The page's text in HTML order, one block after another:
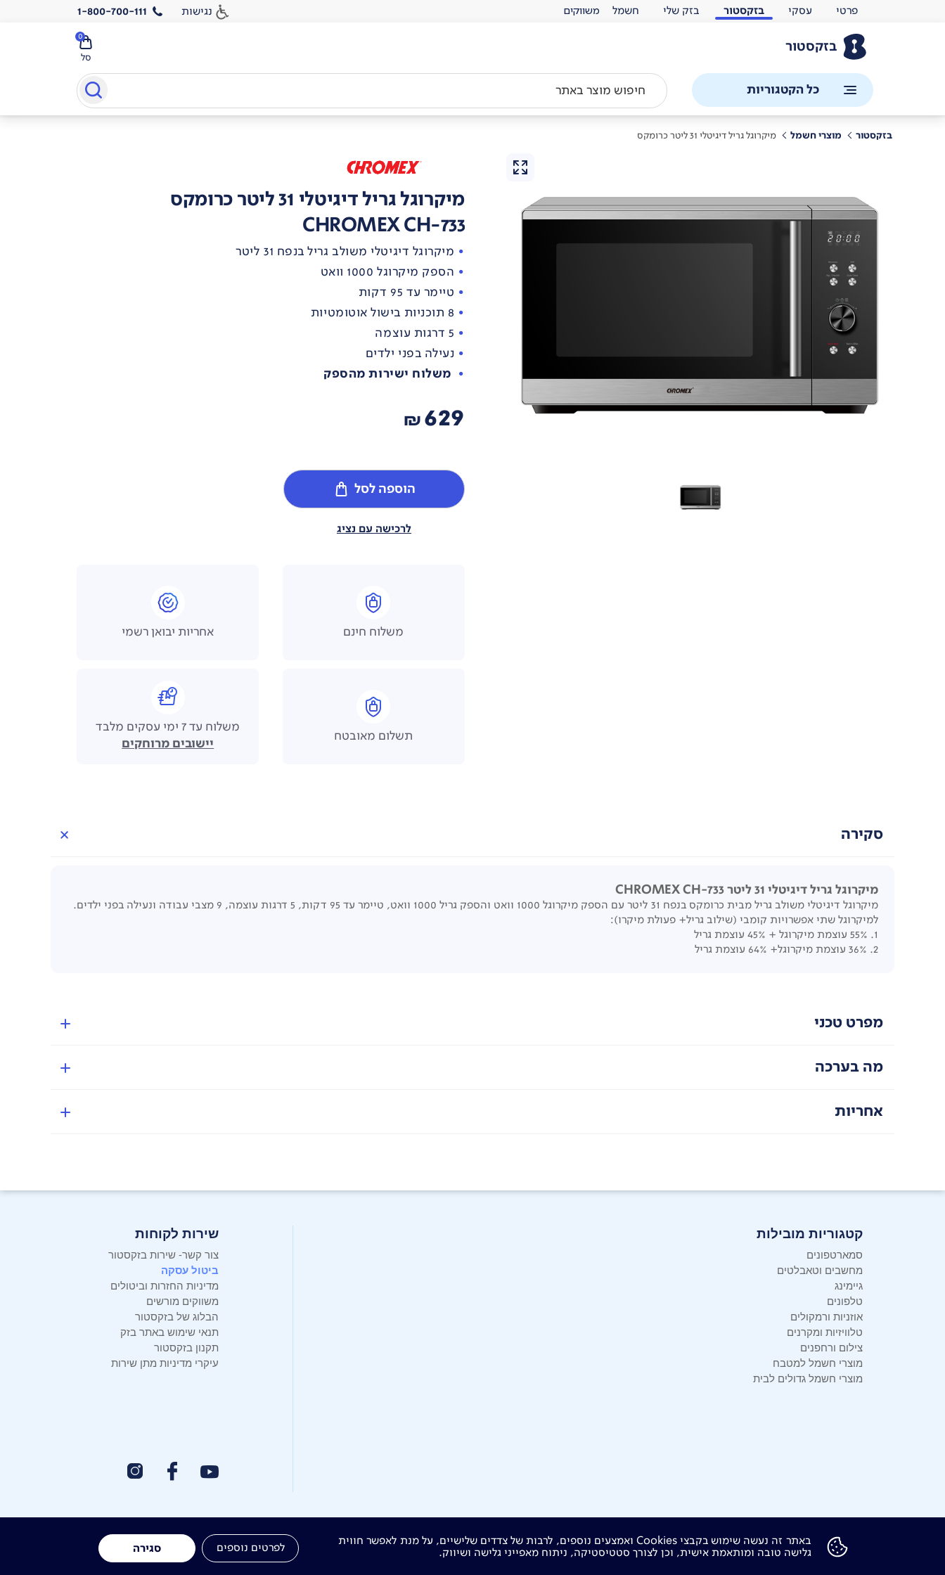
באתר זה נעשה שימוש בקבצי Cookies ואמצעים נוספים, לרבות של צדדים שלישיים, על מנת לאפשר חווית
גלישה טובה ומותאמת אישית, וכן לצורך סטטיסטיקה, ניתוח מאפייני גלישה ושיווק.
לפרטים נוספים סגירה
פרטי עסקי בזקסטור בזק שלי חשמל נגישות 1-800-700-111
בזקסטור
סל
0
כל הקטגוריות
בזקסטור מוצרי חשמל מיקרוגל גריל דיגיטלי 31 ליטר כרומקס
מיקרוגל גריל דיגיטלי 31 ליטר כרומקס
CHROMEX CH-733
מיקרוגל דיגיטלי משולב גריל בנפח 31 ליטר
הספק מיקרוגל 1000 וואט
טיימר עד 95 דקות
8 תוכניות בישול אוטומטיות
5 דרגות עוצמה
נעילה בפני ילדים
משלוח ישירות מהספק
629
₪
הוספה לסל
לרכישה עם נציג
משלוח חינם אחריות יבואן רשמי
תשלום מאובטח
משלוח עד 7 ימי עסקים מלבד
יישובים מרוחקים
סקירה
מיקרוגל גריל דיגיטלי 31 ליטר CHROMEX CH-733
מיקרוגל דיגיטלי משולב גריל מבית כרומקס בנפח 31 ליטר עם הספק מיקרוגל 1000 וואט והספק גריל 1000 וואט, טיימר עד 95 דקות, 5 דרגות עוצמה, 9 מצבי עבודה ונעילה בפני ילדים.
למיקרוגל שתי אפשרויות קומבי (שילוב גריל+ פעולת מיקרו):
1. 55% עוצמת מיקרוגל + 45% עוצמת גריל
2. 36% עוצמת מיקרוגל+ 64% עוצמת גריל
מפרט טכני
מה בערכה
אחריות
קטגוריות מובילות
סמארטפונים
מחשבים וטאבלטים
גיימינג
טלפונים
אוזניות ורמקולים
טלוויזיות ומקרנים
צילום ורחפנים
מוצרי חשמל למטבח
מוצרי חשמל גדולים לבית
שירות לקוחות
צור קשר- שירות בזקסטור
ביטול עסקה
מדיניות החזרות וביטולים
משווקים מורשים
הבלוג של בזקסטור
תנאי שימוש באתר בזק
תקנון בזקסטור
עיקרי מדיניות מתן שירות
דרושים צור קשר Investor Relations הודעות חברה מוקדי שירות ופניות ציבור 144 תרומה לקהילה אתר הרכש Yes אחריות תאגידית
משווקים